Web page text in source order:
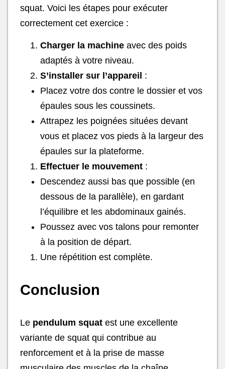
squat. Voici les étapes pour exécuter
correctement cet exercice :
Charger la machine avec des poids
adaptés à votre niveau.
S’installer sur l’appareil :
Placez votre dos contre le dossier et vos
épaules sous les coussinets.
Attrapez les poignées situées devant
vous et placez vos pieds à la largeur des
épaules sur la plateforme.
Effectuer le mouvement :
Descendez aussi bas que possible (en
dessous de la parallèle), en gardant
l’équilibre et les abdominaux gainés.
Poussez avec vos talons pour remonter
à la position de départ.
Une répétition est complète.
Conclusion
Le pendulum squat est une excellente
variante de squat qui contribue au
renforcement et à la prise de masse